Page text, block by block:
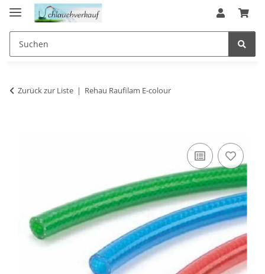
Zurück zur Liste Rehau Raufilam E-colour